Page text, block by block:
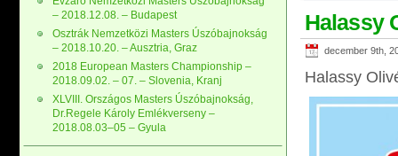
Halassy
december 9th,
Halassy
– 2018.12.08. – Budapest
Osztrák Nemzetközi Masters Úszóbajnokság
– 2018.10.20. – Ausztria, Graz
2018 European Masters Championship –
2018.09.02. – 07. – Slovenia, Kranj
XLVIII. Országos Masters Úszóbajnokság,
Dr.Regele Károly Emlékverseny –
2018.08.03–05 – Gyula